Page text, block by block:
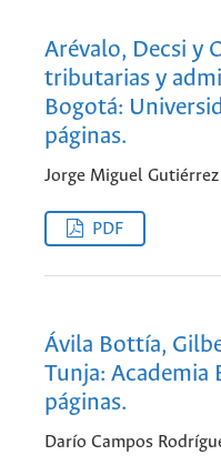
Arévalo, Decsi y
tributarias y
Bogotá:
páginas.
Jorge Miguel
PDF
Ávila Bottía,
Tunja: Academia
páginas.
Darío Campos